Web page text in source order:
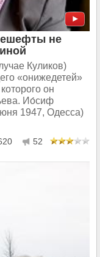
не
Куликов)
«онижедетей»
он
Ио́сиф
1947, Одесса)
52